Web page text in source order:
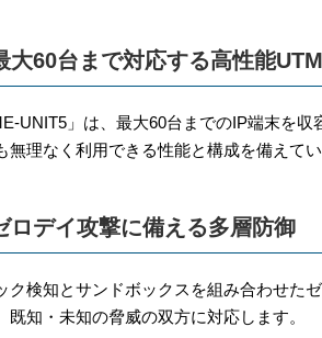
大60台まで対応する高性能UTM
UNIT5」は、最大60台までのIP端末を
無理なく利用できる性能と構成を備えてい
ロデイ攻撃に備える多層防御
ク検知とサンドボックスを組み合わせた
既知・未知の脅威の双方に対応します。